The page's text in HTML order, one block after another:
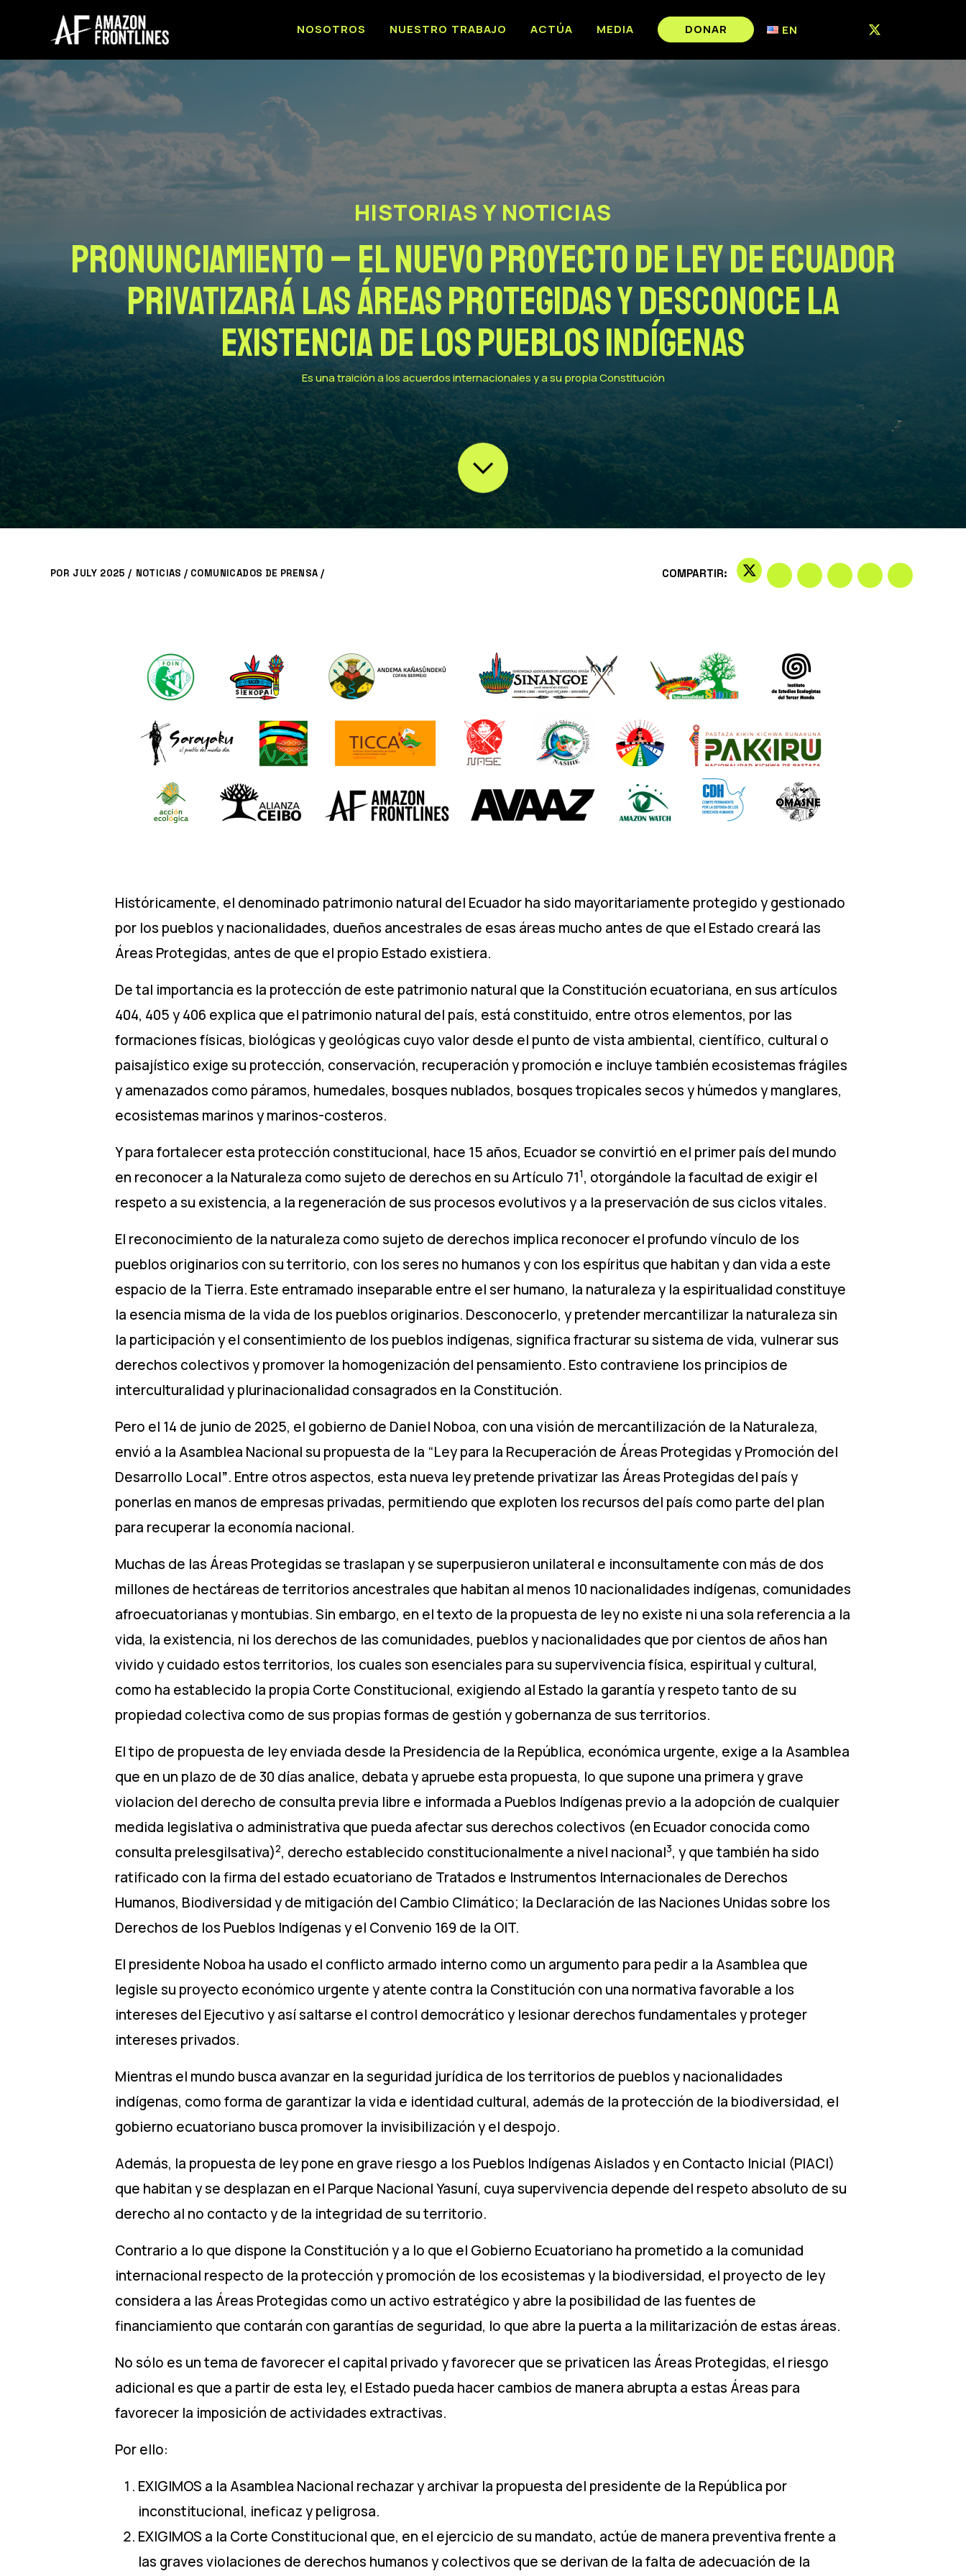
NOSOTROS NUESTRO TRABAJO ACTÚA MEDIA DONAR EN
HISTORIAS Y NOTICIAS
PRONUNCIAMIENTO – El nuevo proyecto de ley de Ecuador
privatizará las áreas protegidas y desconoce la
existencia de los Pueblos Indígenas
Es una traición a los acuerdos internacionales y a su propia Constitución
POR JULY 2025 / NOTICIAS / COMUNICADOS DE PRENSA / COMPARTIR:
Históricamente, el denominado patrimonio natural del Ecuador ha sido mayoritariamente protegido y gestionado
por los pueblos y nacionalidades, dueños ancestrales de esas áreas mucho antes de que el Estado creará las
Áreas Protegidas, antes de que el propio Estado existiera.
De tal importancia es la protección de este patrimonio natural que la Constitución ecuatoriana, en sus artículos
404, 405 y 406 explica que el patrimonio natural del país, está constituido, entre otros elementos, por las
formaciones físicas, biológicas y geológicas cuyo valor desde el punto de vista ambiental, científico, cultural o
paisajístico exige su protección, conservación, recuperación y promoción e incluye también ecosistemas frágiles
y amenazados como páramos, humedales, bosques nublados, bosques tropicales secos y húmedos y manglares,
ecosistemas marinos y marinos-costeros.
Y para fortalecer esta protección constitucional, hace 15 años, Ecuador se convirtió en el primer país del mundo
en reconocer a la Naturaleza como sujeto de derechos en su Artículo 711, otorgándole la facultad de exigir el
respeto a su existencia, a la regeneración de sus procesos evolutivos y a la preservación de sus ciclos vitales.
El reconocimiento de la naturaleza como sujeto de derechos implica reconocer el profundo vínculo de los
pueblos originarios con su territorio, con los seres no humanos y con los espíritus que habitan y dan vida a este
espacio de la Tierra. Este entramado inseparable entre el ser humano, la naturaleza y la espiritualidad constituye
la esencia misma de la vida de los pueblos originarios. Desconocerlo, y pretender mercantilizar la naturaleza sin
la participación y el consentimiento de los pueblos indígenas, significa fracturar su sistema de vida, vulnerar sus
derechos colectivos y promover la homogenización del pensamiento. Esto contraviene los principios de
interculturalidad y plurinacionalidad consagrados en la Constitución.
Pero el 14 de junio de 2025, el gobierno de Daniel Noboa, con una visión de mercantilización de la Naturaleza,
envió a la Asamblea Nacional su propuesta de la “Ley para la Recuperación de Áreas Protegidas y Promoción del
Desarrollo Local”. Entre otros aspectos, esta nueva ley pretende privatizar las Áreas Protegidas del país y
ponerlas en manos de empresas privadas, permitiendo que exploten los recursos del país como parte del plan
para recuperar la economía nacional.
Muchas de las Áreas Protegidas se traslapan y se superpusieron unilateral e inconsultamente con más de dos
millones de hectáreas de territorios ancestrales que habitan al menos 10 nacionalidades indígenas, comunidades
afroecuatorianas y montubias. Sin embargo, en el texto de la propuesta de ley no existe ni una sola referencia a la
vida, la existencia, ni los derechos de las comunidades, pueblos y nacionalidades que por cientos de años han
vivido y cuidado estos territorios, los cuales son esenciales para su supervivencia física, espiritual y cultural,
como ha establecido la propia Corte Constitucional, exigiendo al Estado la garantía y respeto tanto de su
propiedad colectiva como de sus propias formas de gestión y gobernanza de sus territorios.
El tipo de propuesta de ley enviada desde la Presidencia de la República, económica urgente, exige a la Asamblea
que en un plazo de de 30 días analice, debata y apruebe esta propuesta, lo que supone una primera y grave
violacion del derecho de consulta previa libre e informada a Pueblos Indígenas previo a la adopción de cualquier
medida legislativa o administrativa que pueda afectar sus derechos colectivos (en Ecuador conocida como
consulta prelesgilsativa)2, derecho establecido constitucionalmente a nivel nacional3, y que también ha sido
ratificado con la firma del estado ecuatoriano de Tratados e Instrumentos Internacionales de Derechos
Humanos, Biodiversidad y de mitigación del Cambio Climático; la Declaración de las Naciones Unidas sobre los
Derechos de los Pueblos Indígenas y el Convenio 169 de la OIT.
El presidente Noboa ha usado el conflicto armado interno como un argumento para pedir a la Asamblea que
legisle su proyecto económico urgente y atente contra la Constitución con una normativa favorable a los
intereses del Ejecutivo y así saltarse el control democrático y lesionar derechos fundamentales y proteger
intereses privados.
Mientras el mundo busca avanzar en la seguridad jurídica de los territorios de pueblos y nacionalidades
indígenas, como forma de garantizar la vida e identidad cultural, además de la protección de la biodiversidad, el
gobierno ecuatoriano busca promover la invisibilización y el despojo.
Además, la propuesta de ley pone en grave riesgo a los Pueblos Indígenas Aislados y en Contacto Inicial (PIACI)
que habitan y se desplazan en el Parque Nacional Yasuní, cuya supervivencia depende del respeto absoluto de su
derecho al no contacto y de la integridad de su territorio.
Contrario a lo que dispone la Constitución y a lo que el Gobierno Ecuatoriano ha prometido a la comunidad
internacional respecto de la protección y promoción de los ecosistemas y la biodiversidad, el proyecto de ley
considera a las Áreas Protegidas como un activo estratégico y abre la posibilidad de las fuentes de
financiamiento que contarán con garantías de seguridad, lo que abre la puerta a la militarización de estas áreas.
No sólo es un tema de favorecer el capital privado y favorecer que se privaticen las Áreas Protegidas, el riesgo
adicional es que a partir de esta ley, el Estado pueda hacer cambios de manera abrupta a estas Áreas para
favorecer la imposición de actividades extractivas.
Por ello:
EXIGIMOS a la Asamblea Nacional rechazar y archivar la propuesta del presidente de la República por
inconstitucional, ineficaz y peligrosa.
EXIGIMOS a la Corte Constitucional que, en el ejercicio de su mandato, actúe de manera preventiva frente a
las graves violaciones de derechos humanos y colectivos que se derivan de la falta de adecuación de la